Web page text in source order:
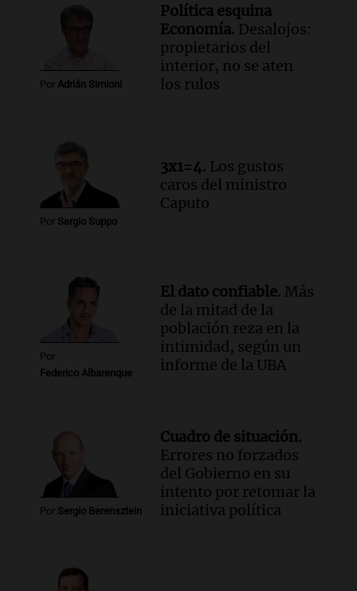
Una mañana para todos
Episodios
Estiman que la inflación nacional
de julio será menor al 2,9% registrado
en CABA
Audio.
cabra que llevaba ocho días atrapada en
un precipicio
Una mañana para todos
Episodios
con Jujuy
Panorama Federal
Episodios
Por Adrián Simioni
Política esquina
Economía. Desalojos:
propietarios del
interior, no se aten
los rulos
Por Sergio Suppo
3x1=4. Los gustos
caros del ministro
Caputo
Por
Federico Albarenque
El dato confiable. Más
de la mitad de la
población reza en la
intimidad, según un
informe de la UBA
Por Sergio Berensztein
Cuadro de situación.
Errores no forzados
del Gobierno en su
intento por retomar la
iniciativa política